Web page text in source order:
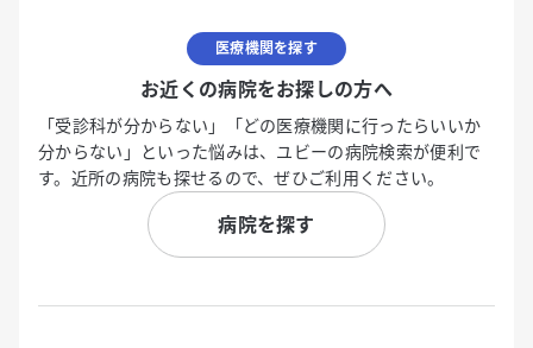
医療機関を探す
お近くの病院をお探しの方へ
「受診科が分からない」「どの医療機関に行ったらいいか
分からない」といった悩みは、ユビーの病院検索が便利で
す。近所の病院も探せるので、ぜひご利用ください。
病院を探す